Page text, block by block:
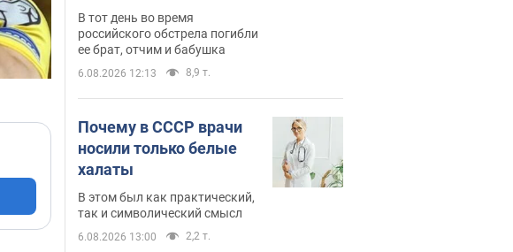
атаки на Сумскую
область. Фото
В тот день во время
российского обстрела погибли
ее брат, отчим и бабушка
6.08.2026 12:13 8,9 т.
Почему в СССР врачи
носили только белые
халаты
В этом был как практический,
так и символический смысл
6.08.2026 13:00 2,2 т.